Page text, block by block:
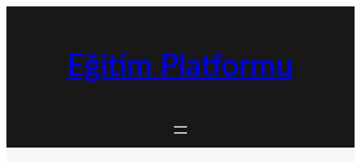
Eğitim Platformu